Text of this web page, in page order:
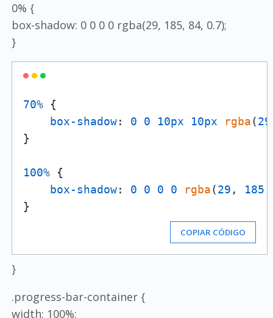
0% {
box-shadow: 0 0 0 0 rgba(29, 185, 84, 0.7);
}
70% {
box-shadow: 0 0 10px 10px rgba(29
}
100% {
box-shadow: 0 0 0 0 rgba(29 , 185
COPIAR CÓDIGO
}
.progress-bar-container {
width: 100%;